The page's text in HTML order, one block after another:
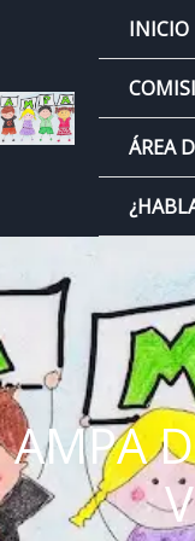
INICIO
ÁREA
AMPA